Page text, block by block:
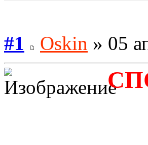
#1 Oskin » 05